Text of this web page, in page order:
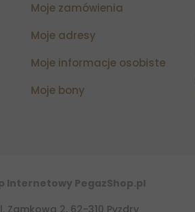
Moje zamówienia
Moje adresy
Moje informacje osobiste
Moje bony
Internetowy PegazShop.pl